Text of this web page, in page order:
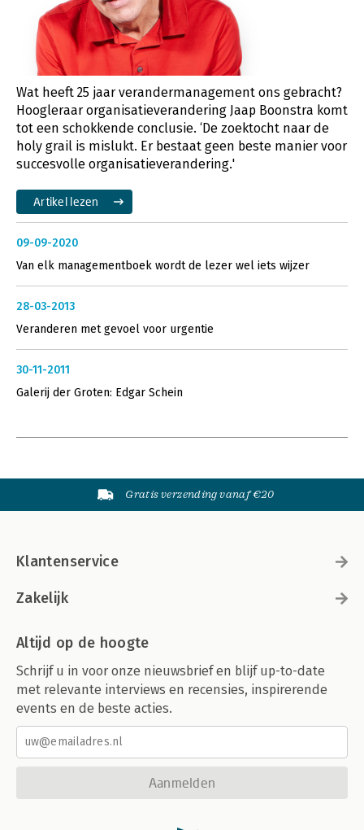
Wat heeft 25 jaar verandermanagement ons gebracht?
Hoogleraar organisatieverandering Jaap Boonstra komt
tot een schokkende conclusie. ‘De zoektocht naar de
holy grail is mislukt. Er bestaat geen beste manier voor
succesvolle organisatieverandering.'
Artikel lezen
09-09-2020
Van elk managementboek wordt de lezer wel iets wijzer
28-03-2013
Veranderen met gevoel voor urgentie
30-11-2011
Galerij der Groten: Edgar Schein
Gratis verzending vanaf €20
Klantenservice
Zakelijk
Altijd op de hoogte
Schrijf u in voor onze nieuwsbrief en blijf up-to-date
met relevante interviews en recensies, inspirerende
events en de beste acties.
Aanmelden